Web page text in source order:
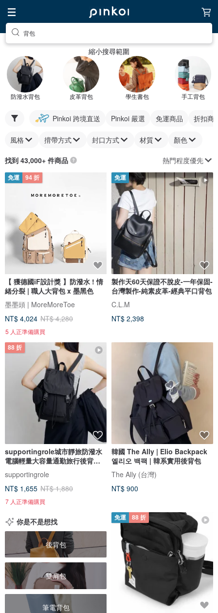
背包
縮小搜尋範圍
防潑水背包 皮革背包 學生書包 手工背包
Pinkoi 跨境直送 Pinkoi 嚴選 免運商品 折扣商
風格 揹帶方式 封口方式 材質 顏色
找到 43,000+ 件商品 熱門程度優先
免運 94 折
【 獲德國iF設計獎 】防潑水 ! 情
緒分裂 | 職人大背包 x 墨黑色
墨墨頭 | MoreMoreToe
NT$ 4,024 NT$ 4,280
5 人正準備購買
免運
製作天60天保證不脫皮-一年保固-
台灣製作-純素皮革-經典平口背包
C.L.M
NT$ 2,398
88 折
supportingrole城市靜旅防潑水
電腦輕量大容量通勤旅行後背包
supportingrole
NT$ 1,655 NT$ 1,880
7 人正準備購買
韓國 The Ally | Elio Backpack
엘리오 백팩 | 韓系實用後背包
The Ally (台灣)
NT$ 900
你是不是想找
後背包
雙肩包
筆電背包
免運 88 折